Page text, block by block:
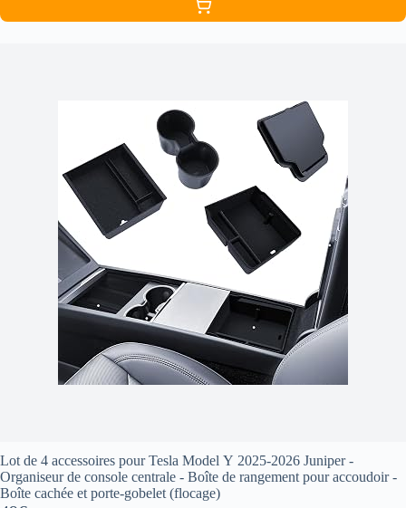
Lot de 4 accessoires pour Tesla Model Y 2025-2026 Juniper -
Organiseur de console centrale - Boîte de rangement pour accoudoir -
Boîte cachée et porte-gobelet (flocage)